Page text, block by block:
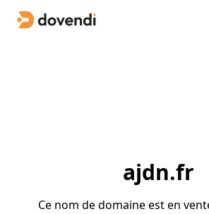
ajdn.fr
Ce nom de domaine est en